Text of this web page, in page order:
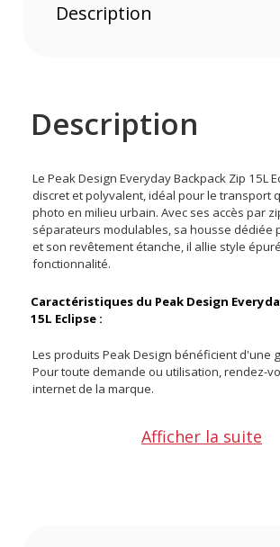
Description
Description
Le Peak Design Everyday Backpack Zip 15L
discret et polyvalent, idéal pour le transport
photo en milieu urbain. Avec ses accès par
séparateurs modulables, sa housse dédiée
et son revêtement étanche, il allie style
fonctionnalité.
Caractéristiques du Peak Design
15L Eclipse :
Les produits Peak Design bénéficient d'une
Pour toute demande ou utilisation, rendez-
internet de la marque.
Compatibilité : MacBook Pro 13" (jusqu'à 22,9
Afficher la suite